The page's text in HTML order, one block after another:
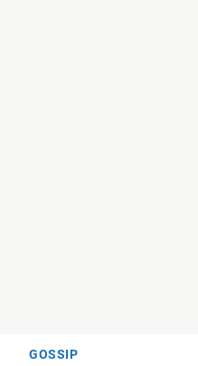
GOSSIP